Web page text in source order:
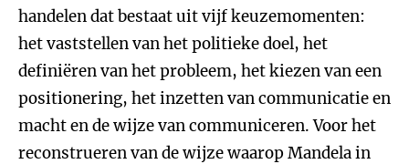
handelen dat bestaat uit vijf keuzemomenten:
het vaststellen van het politieke doel, het
definiëren van het probleem, het kiezen van een
positionering, het inzetten van communicatie en
macht en de wijze van communiceren. Voor het
reconstrueren van de wijze waarop Mandela in